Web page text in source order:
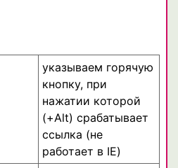
указываем горячую
кнопку, при
нажатии которой
(+Alt) срабатывает
ссылка (не
работает в IE)